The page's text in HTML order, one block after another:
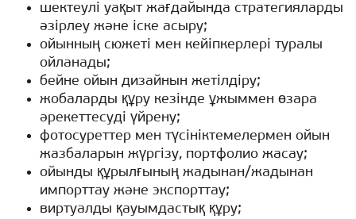
шектеулі уақыт жағдайында стратегияларды
әзірлеу және іске асыру;
ойынның сюжеті мен кейіпкерлері туралы
ойланады;
бейне ойын дизайнын жетілдіру;
жобаларды құру кезінде ұжыммен өзара
әрекеттесуді үйрену;
фотосуреттер мен түсініктемелермен ойын
жазбаларын жүргізу, портфолио жасау;
ойынды құрылғының жадынан/жадынан
импорттау және экспорттау;
виртуалды қауымдастық құру;